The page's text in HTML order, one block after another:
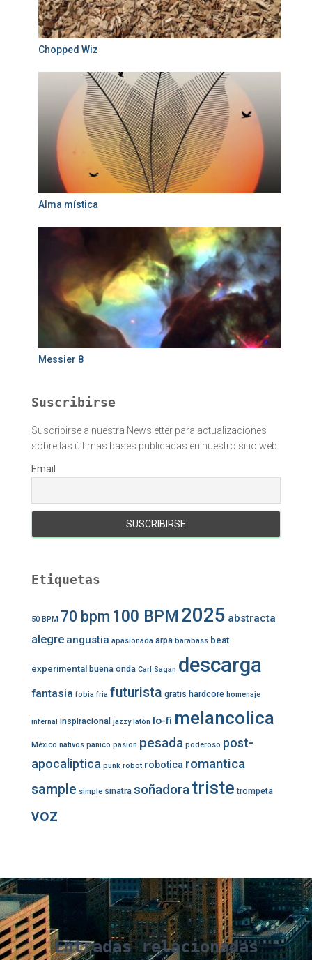
Chopped Wiz
Alma mística
Messier 8
Suscribirse
Suscribirse a nuestra Newsletter para actualizaciones
sobre las últimas bases publicadas en nuestro sitio web.
Email
Etiquetas
50 BPM 70 bpm 100 BPM 2025 abstracta
alegre angustia apasionada arpa barabass beat
experimental buena onda Carl Sagan descarga
fantasia fobia fria futurista gratis hardcore homenaje
infernal inspiracional jazzy latón lo-fi melancolica
México nativos panico pasion pesada poderoso post-
apocaliptica punk robot robotica romantica
sample simple sinatra soñadoratriste trompeta
voz
Entradas relacionadas